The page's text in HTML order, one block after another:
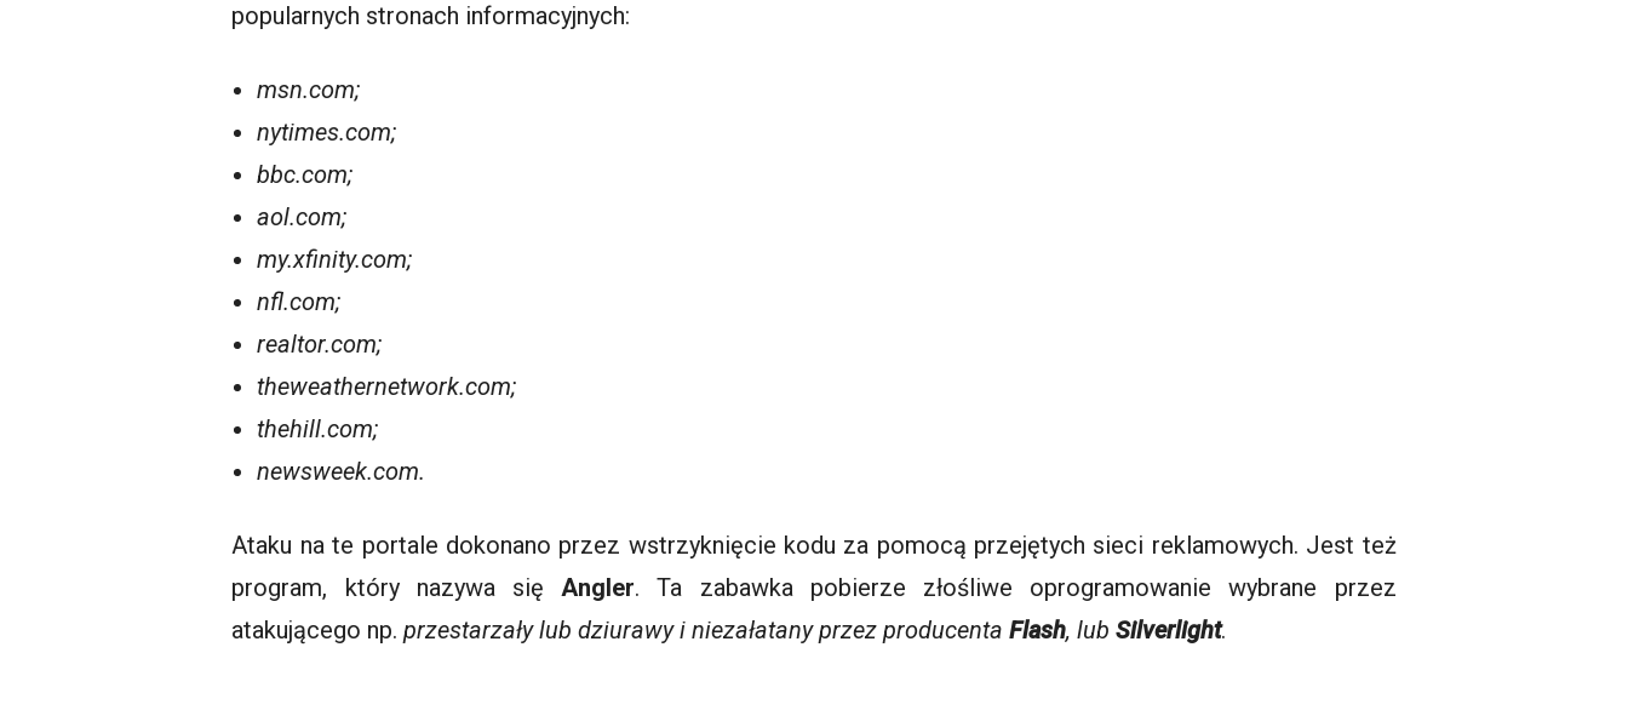
popularnych stronach informacyjnych:
msn.com;
nytimes.com;
bbc.com;
aol.com;
my.xfinity.com;
nfl.com;
realtor.com;
theweathernetwork.com;
thehill.com;
newsweek.com.
Ataku na te portale dokonano przez wstrzyknięcie kodu za pomocą przejętych sieci reklamowych. Jest też
program, który nazywa sięAngler. Ta zabawka pobierze złośliwe oprogramowanie wybrane przez
atakującego np.przestarzały lub dziurawy i niezałatany przez producentaFlash, lubSilverlight.